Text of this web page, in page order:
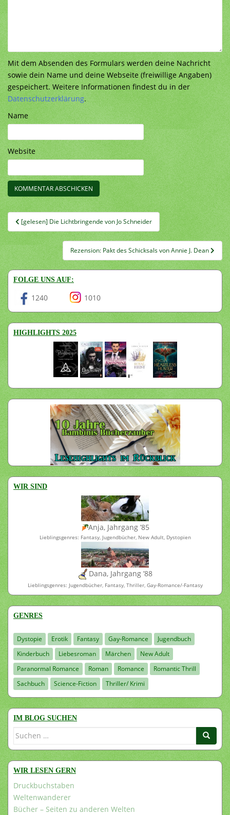
Mit dem Absenden des Formulars werden deine Nachricht
sowie dein Name und deine Webseite (freiwillige Angaben)
gespeichert. Weitere Informationen findest du in der
Datenschutzerklärung.
Name
Website
Beitragsnavigation
[gelesen] Die Lichtbringende von Jo Schneider
Rezension: Pakt des Schicksals von Annie J. Dean
FOLGE UNS AUF:
1240 1010
HIGHLIGHTS 2025
WIR SIND
Anja, Jahrgang ’85
Lieblingsgenres: Fantasy, Jugendbücher, New Adult, Dystopien
Dana, Jahrgang ’88
Lieblingsgenres: Jugendbücher, Fantasy, Thriller, Gay-Romance/-Fantasy
GENRES
Dystopie Erotik Fantasy Gay-Romance
Jugendbuch
Kinderbuch
Liebesroman Märchen
New Adult
Paranormal Romance
Roman Romance
Romantic Thrill
Sachbuch
Science-Fiction Thriller/ Krimi
IM BLOG SUCHEN
Suchen
WIR LESEN GERN
Druckbuchstaben
Weltenwanderer
Bücher – Seiten zu anderen Welten